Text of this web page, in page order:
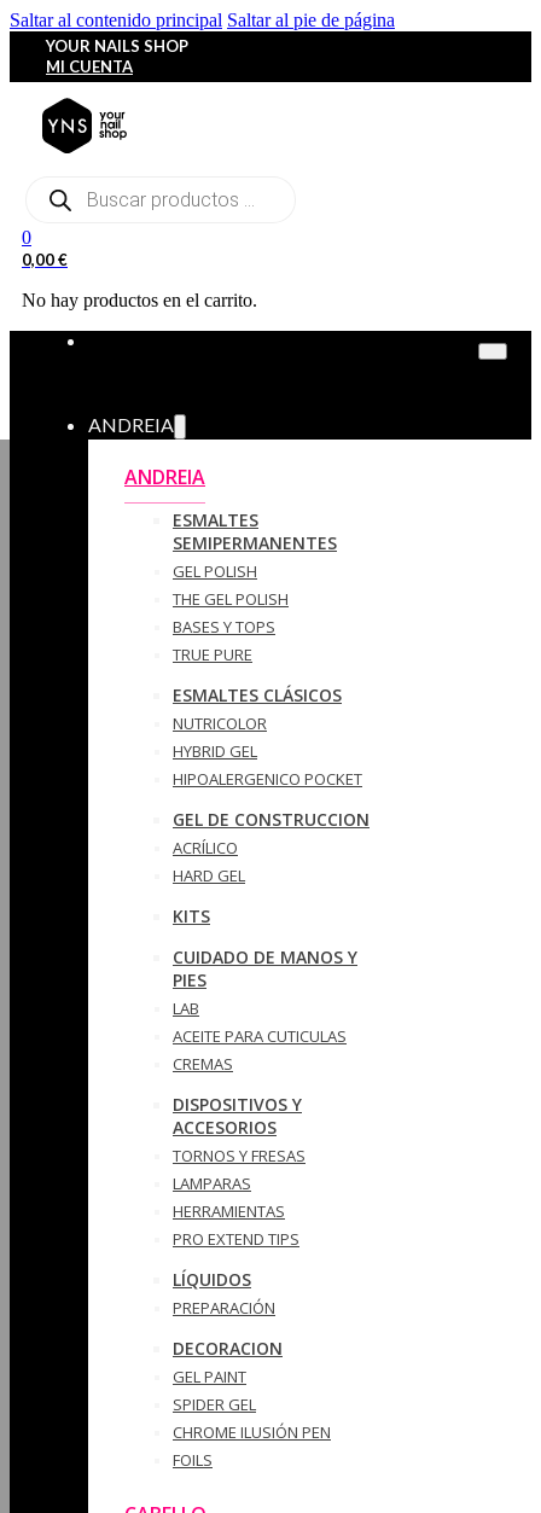
Saltar al contenido principal Saltar al pie de página
YOUR NAILS SHOP
MI CUENTA
Búsqueda
0
0,00€
No hay productos en el carrito.
ANDREIA
ANDREIA
ESMALTES
SEMIPERMANENTES
GEL POLISH
THE GEL POLISH
BASES Y‎ TOPS
TRUE PURE
ESMALTES CLÁSICOS
NUTRICOLOR
HYBRID GEL
HIPOALERGENICO POCKET
GEL DE CONSTRUCCION
ACRÍLICO
HARD GEL
KITS
CUIDADO DE MANOS Y
PIES
LAB
ACEITE PARA CUTICULAS
CREMAS
DISPOSITIVOS Y
ACCESORIOS
TORNOS Y FRESAS
LAMPARAS
HERRAMIENTAS
PRO EXTEND TIPS
LÍQUIDOS
PREPARACIÓN
DECORACION
GEL PAINT
SPIDER GEL
CHROME ILUSIÓN PEN
FOILS